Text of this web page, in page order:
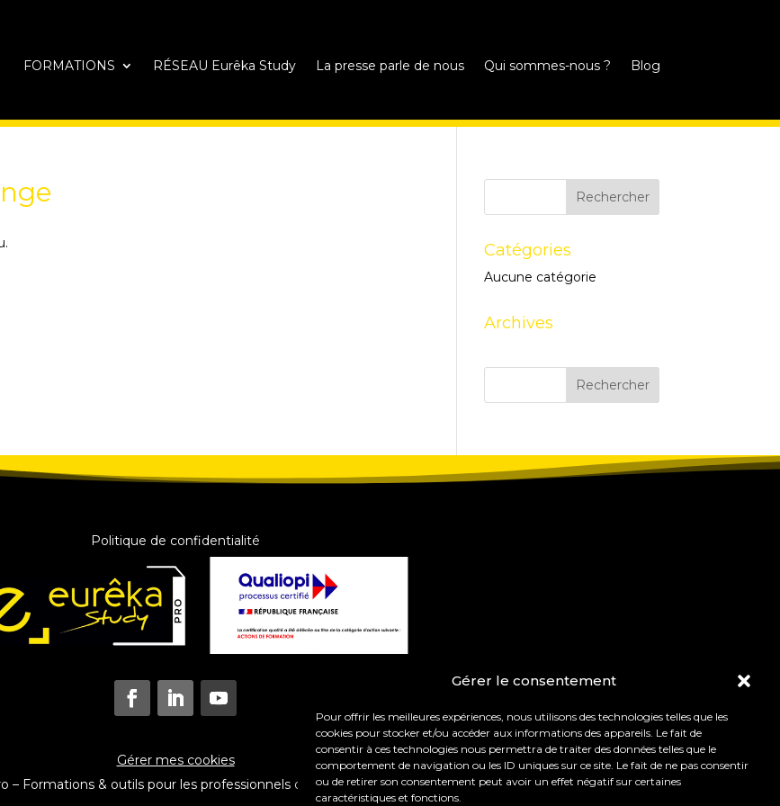
Gérer le consentement
Pour offrir les meilleures expériences, nous utilisons des technologies telles que les
cookies pour stocker et/ou accéder aux informations des appareils. Le fait de
consentir à ces technologies nous permettra de traiter des données telles que le
comportement de navigation ou les ID uniques sur ce site. Le fait de ne pas consentir
ou de retirer son consentement peut avoir un effet négatif sur certaines
caractéristiques et fonctions.
FORMATIONS RÉSEAU Eurêka Study La presse parle de nous Qui sommes-nous ? Blog
Catégories
Aucune catégorie
Archives
Politique de confidentialité
Gérer mes cookies
– Formations & outils pour les professionnels du coaching et de l’orientation.Mentions légales